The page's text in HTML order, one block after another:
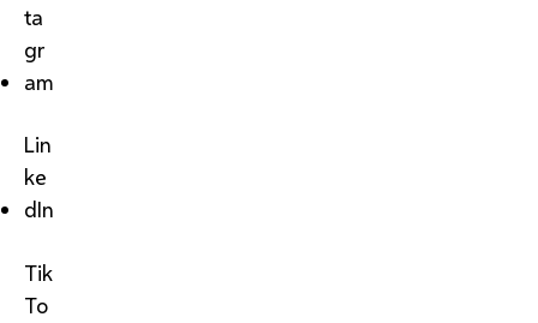
ta
gr
am
Lin
ke
dIn
Tik
To